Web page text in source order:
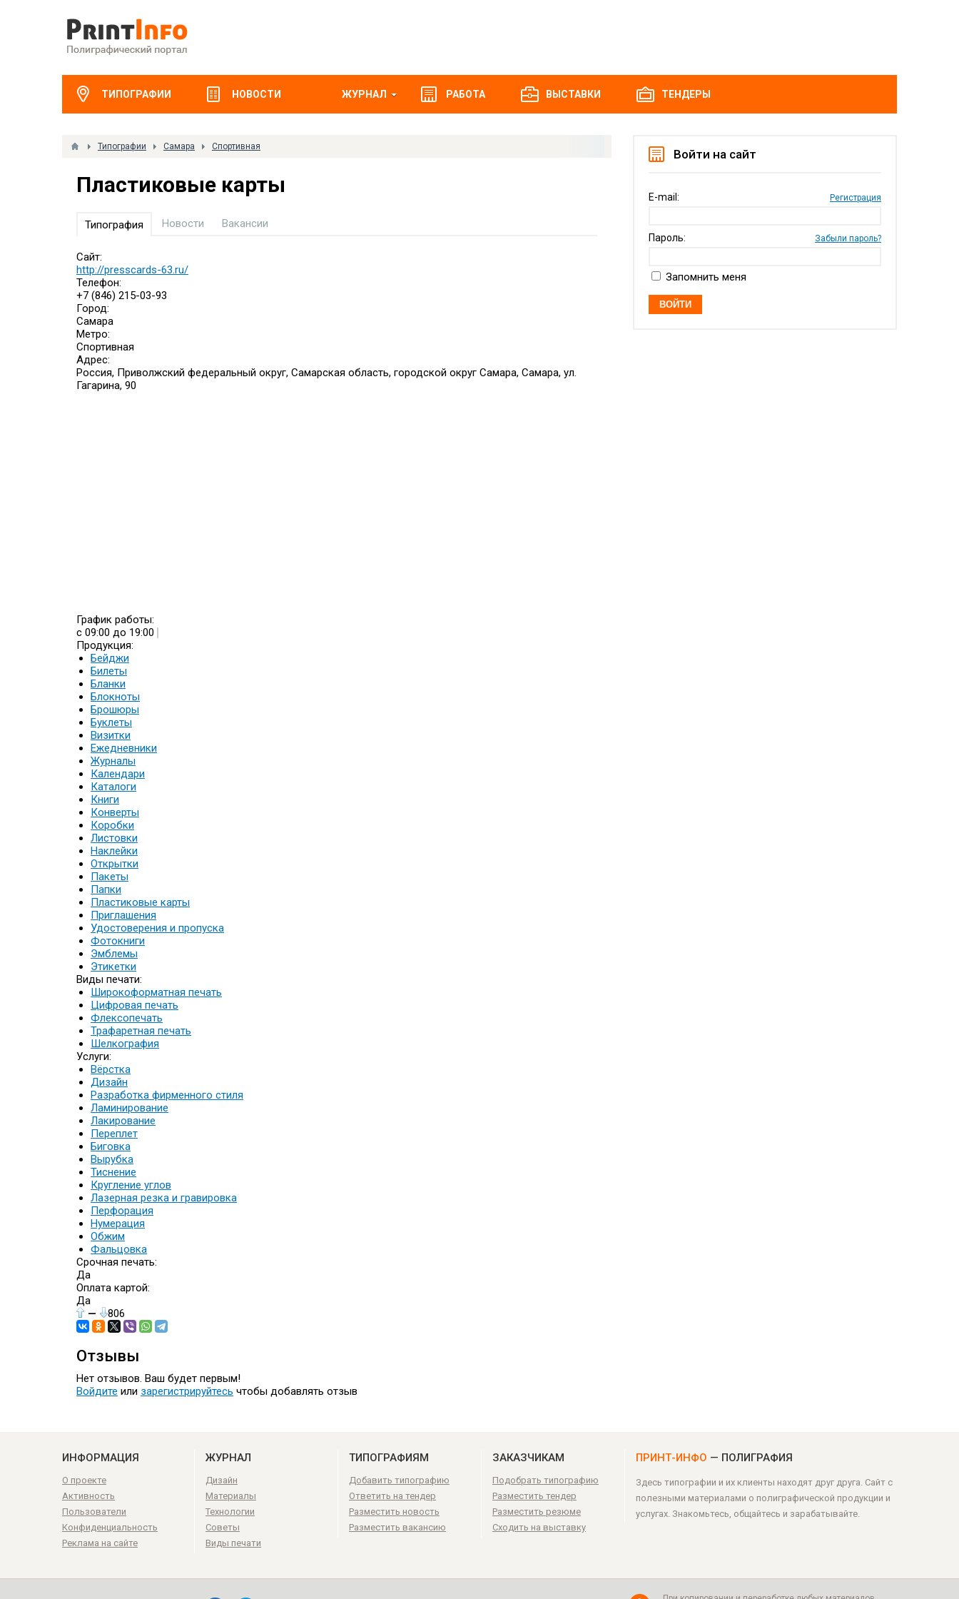
ТИПОГРАФИИ НОВОСТИ ЖУРНАЛ РАБОТА ВЫСТАВКИ ТЕНДЕРЫ
Типографии Самара Спортивная
Пластиковые карты
Типография Новости Вакансии
Сайт:
http://presscards-63.ru/
Телефон:
+7 (846) 215-03-93
Город:
Самара
Метро:
Спортивная
Адрес:
Россия, Приволжский федеральный округ, Самарская область, городской округ Самара, Самара, ул.
Гагарина, 90
График работы:
с 09:00 до 19:00
Продукция:
Бейджи
Билеты
Бланки
Блокноты
Брошюры
Буклеты
Визитки
Ежедневники
Журналы
Календари
Каталоги
Книги
Конверты
Коробки
Листовки
Наклейки
Открытки
Пакеты
Папки
Пластиковые карты
Приглашения
Удостоверения и пропуска
Фотокниги
Эмблемы
Этикетки
Виды печати:
Широкоформатная печать
Цифровая печать
Флексопечать
Трафаретная печать
Шелкография
Услуги:
Вёрстка
Дизайн
Разработка фирменного стиля
Ламинирование
Лакирование
Переплет
Биговка
Вырубка
Тиснение
Кругление углов
Лазерная резка и гравировка
Перфорация
Нумерация
Обжим
Фальцовка
Срочная печать:
Да
Оплата картой:
Да
—
806
Отзывы
Нет отзывов. Ваш будет первым!
Войдите или зарегистрируйтесь чтобы добавлять отзыв
Войти на сайт
E-mail: Регистрация
Пароль: Забыли пароль?
Запомнить меня
ИНФОРМАЦИЯ
О проекте
Активность
Пользователи
Конфиденциальность
Реклама на сайте
ЖУРНАЛ
Дизайн
Материалы
Технологии
Советы
Виды печати
ТИПОГРАФИЯМ
Добавить типографию
Ответить на тендер
Разместить новость
Разместить вакансию
ЗАКАЗЧИКАМ
Подобрать типографию
Разместить тендер
Разместить резюме
Сходить на выставку
ПРИНТ-ИНФО — ПОЛИГРАФИЯ
Здесь типографии и их клиенты находят друг друга. Сайт с
полезными материалами о полиграфической продукции и
услугах. Знакомьтесь, общайтесь и зарабатывайте.